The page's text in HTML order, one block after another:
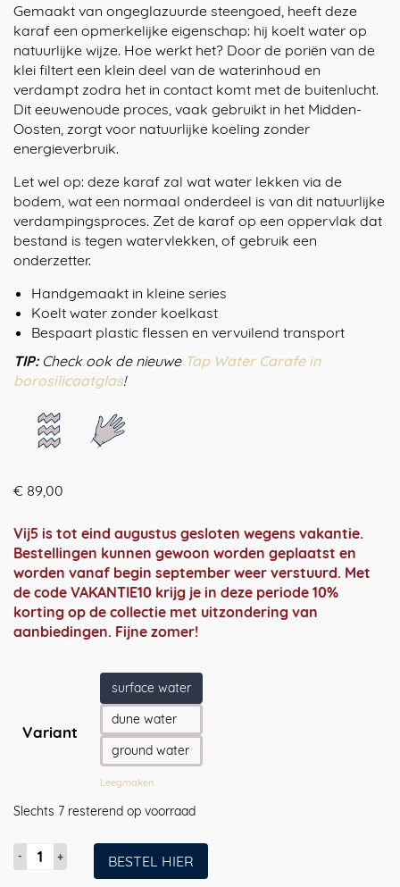
Gemaakt van ongeglazuurde steengoed, heeft deze
karaf een opmerkelijke eigenschap: hij koelt water op
natuurlijke wijze. Hoe werkt het? Door de poriën van de
klei filtert een klein deel van de waterinhoud en
verdampt zodra het in contact komt met de buitenlucht.
Dit eeuwenoude proces, vaak gebruikt in het Midden-
Oosten, zorgt voor natuurlijke koeling zonder
energieverbruik.
Let wel op: deze karaf zal wat water lekken via de
bodem, wat een normaal onderdeel is van dit natuurlijke
verdampingsproces. Zet de karaf op een oppervlak dat
bestand is tegen watervlekken, of gebruik een
onderzetter.
Handgemaakt in kleine series
Koelt water zonder koelkast
Bespaart plastic flessen en vervuilend transport
TIP:Check ook de nieuwe Tap Water Carafe in
borosilicaatglas!
€ 89,00
Vij5 is tot eind augustus gesloten wegens vakantie.
Bestellingen kunnen gewoon worden geplaatst en
worden vanaf begin september weer verstuurd. Met
de code VAKANTIE10 krijg je in deze periode 10%
korting op de collectie met uitzondering van
aanbiedingen. Fijne zomer!
Variant
surface water
dune water
ground water
Leegmaken
Slechts 7 resterend op voorraad
Tap
Water
BESTEL HIER